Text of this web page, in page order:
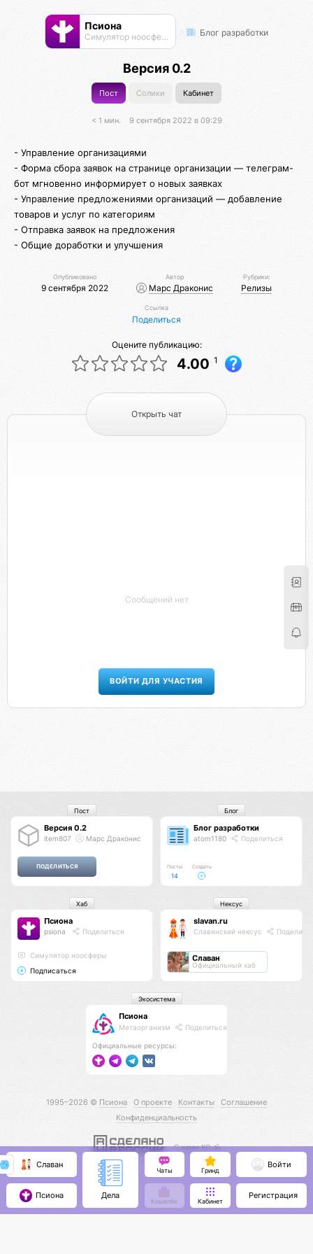
Псиона
Cимулятор ноосферы Блог разработки
Версия 0.2
Пост Солики Кабинет
< 1 мин. 9 сентября 2022 в 09:29
- Управление организациями
- Форма сбора заявок на странице организации — телеграм-
бот мгновенно информирует о новых заявках
- Управление предложениями организаций — добавление
товаров и услуг по категориям
- Отправка заявок на предложения
- Общие доработки и улучшения
Опубликовано
9 сентября 2022
Автор
Марс Драконис
Рубрики:
Релизы
Ссылка
Поделиться
Оцените публикацию:
4.00 1
Открыть чат
Сообщений нет
ВОЙТИ ДЛЯ УЧАСТИЯ
Версия 0.2
item807 Марс Драконис
Пост
Блог разработки
atom1180 Поделиться
Посты
14
Создать
Блог
Псиона
psiona Поделиться
Cимулятор ноосферы
Подписаться
Хаб
slavan.ru
Славянский нексус
Славан
Официальный хаб
Нексус
Псиона
Метаорганизм Поделиться
Официальные ресурсы:
Экосистема
1995–2026 © Псиона О проекте Контакты
Соглашение
Конфиденциальность
С нами КО 🕉️
Славан
Псиона Дела
Чаты Гринд
Кошелёк Кабинет
Войти
Регистрация